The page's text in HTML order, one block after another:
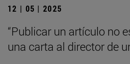
12 | 05 | 2025
“Publicar un artículo no
una carta al director de